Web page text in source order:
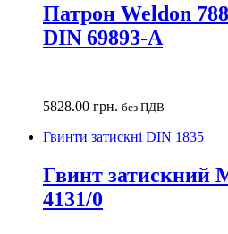
Патрон Weldon
DIN 69893-A
5828.00 грн. без ПДВ
Гвинти затискні DIN 1835
Гвинт затискний
4131/0